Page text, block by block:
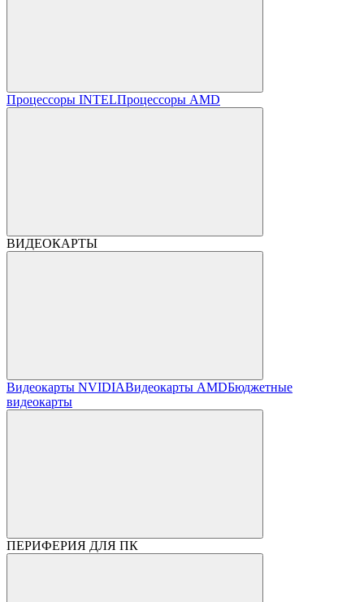
Процессоры INTELПроцессоры AMD
ВИДЕОКАРТЫ
Видеокарты NVIDIAВидеокарты AMDБюджетные
видеокарты
ПЕРИФЕРИЯ ДЛЯ ПК